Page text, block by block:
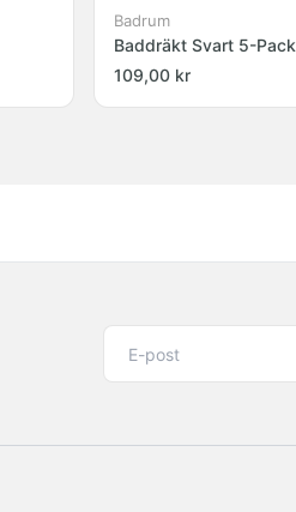
Badrum
Baddräkt Svart 5-Pack
109,00 kr